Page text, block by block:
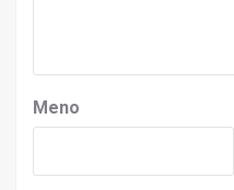
Meno